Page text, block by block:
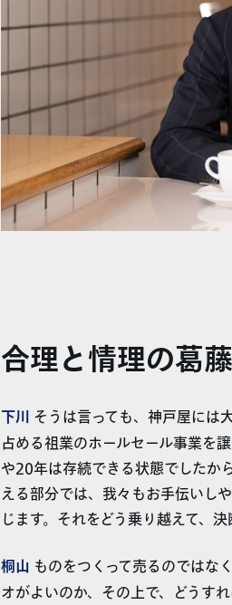
合理と情理の葛
下川 そうは言っても、神戸屋には
占める祖業のホールセール事業を
や20年は存続できる状態でしたか
える部分では、我々もお手伝いし
じます。それをどう乗り越えて、
桐山 ものをつくって売るのではな
オがよいのか、その上で、どうす